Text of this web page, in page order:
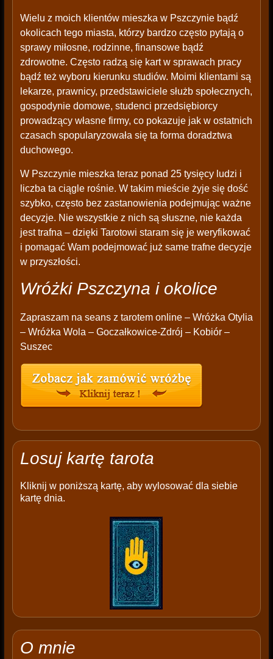
Wielu z moich klientów mieszka w Pszczynie bądź
okolicach tego miasta, którzy bardzo często pytają o
sprawy miłosne, rodzinne, finansowe bądź
zdrowotne. Często radzą się kart w sprawach pracy
bądź też wyboru kierunku studiów. Moimi klientami są
lekarze, prawnicy, przedstawiciele służb społecznych,
gospodynie domowe, studenci przedsiębiorcy
prowadzący własne firmy, co pokazuje jak w ostatnich
czasach spopularyzowała się ta forma doradztwa
duchowego.
W Pszczynie mieszka teraz ponad 25 tysięcy ludzi i
liczba ta ciągle rośnie. W takim mieście żyje się dość
szybko, często bez zastanowienia podejmując ważne
decyzje. Nie wszystkie z nich są słuszne, nie każda
jest trafna – dzięki Tarotowi staram się je weryfikować
i pomagać Wam podejmować już same trafne decyzje
w przyszłości.
Wróżki Pszczyna i okolice
Zapraszam na seans z tarotem online – Wróżka Otylia
– Wróżka Wola – Goczałkowice-Zdrój – Kobiór –
Suszec
Losuj kartę tarota
Kliknij w poniższą kartę, aby wylosować dla siebie
kartę dnia.
O mnie